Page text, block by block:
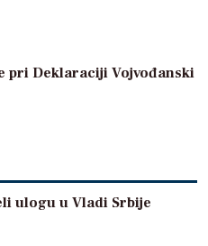
pri Deklaraciji Vojvođanski
ulogu u Vladi Srbije